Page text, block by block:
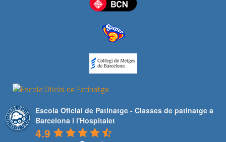
Escola Oficial de Patinatge - Classes de patinatge a
Barcelona i l'Hospitalet
4.9